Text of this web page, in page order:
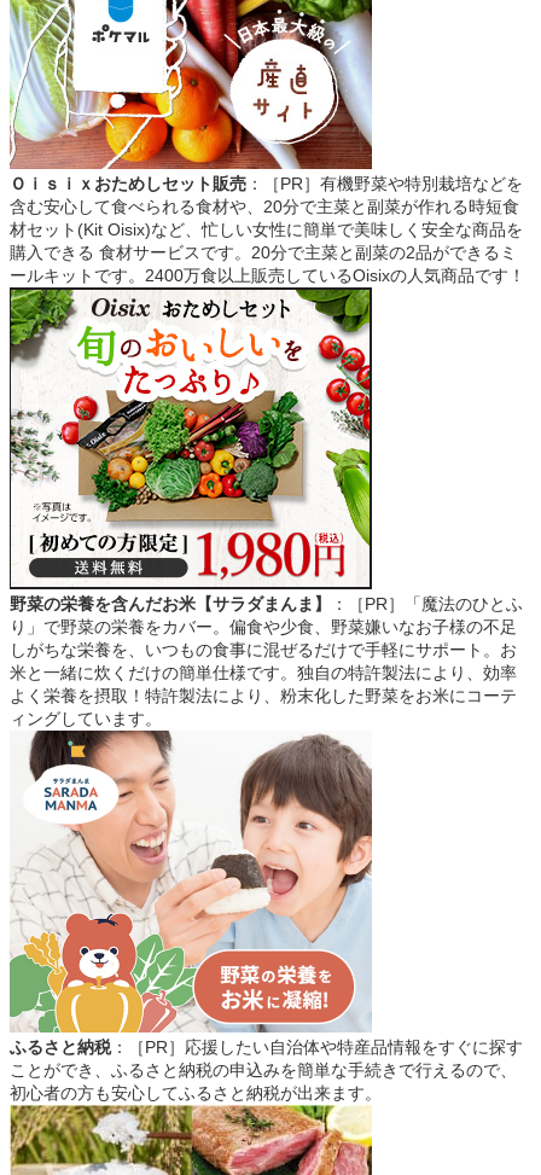
Ｏｉｓｉｘおためしセット販売 ：［PR］有機野菜や特別栽培などを
含む安心して食べられる食材や、20分で主菜と副菜が作れる時短食
材セット(Kit Oisix)など、忙しい女性に簡単で美味しく安全な商品を
購入できる 食材サービスです。20分で主菜と副菜の2品ができるミ
ールキットです。2400万食以上販売しているOisixの人気商品です！
野菜の栄養を含んだお米【サラダまんま】
：［PR］「魔法のひとふ
り」で野菜の栄養をカバー。偏食や少食、野菜嫌いなお子様の不足
しがちな栄養を、いつもの食事に混ぜるだけで手軽にサポート。お
米と一緒に炊くだけの簡単仕様です。独自の特許製法により、効率
よく栄養を摂取！特許製法により、粉末化した野菜をお米にコーテ
ィングしています。
ふるさと納税：［PR］応援したい自治体や特産品情報をすぐに探す
ことができ、ふるさと納税の申込みを簡単な手続きで行えるので、
初心者の方も安心してふるさと納税が出来ます。